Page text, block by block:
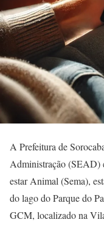
A Prefeitura de
Administração (SEAD)
estar Animal (Sema),
do lago do Parque do
GCM, localizado na